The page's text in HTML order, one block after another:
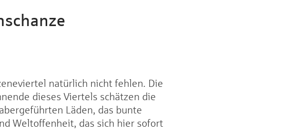
natürlich nicht fehlen. Die
dieses Viertels schätzen die
Läden, das bunte
Weltoffenheit, das sich hier sofort